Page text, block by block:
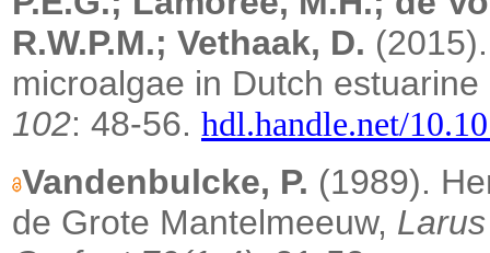
R.W.P.M.; Vethaak, D.
microalgae in Dutch
102: 48-56. hdl.handle.net/
Vandenbulcke, P. (1989).
de Grote Mantelmeeuw,